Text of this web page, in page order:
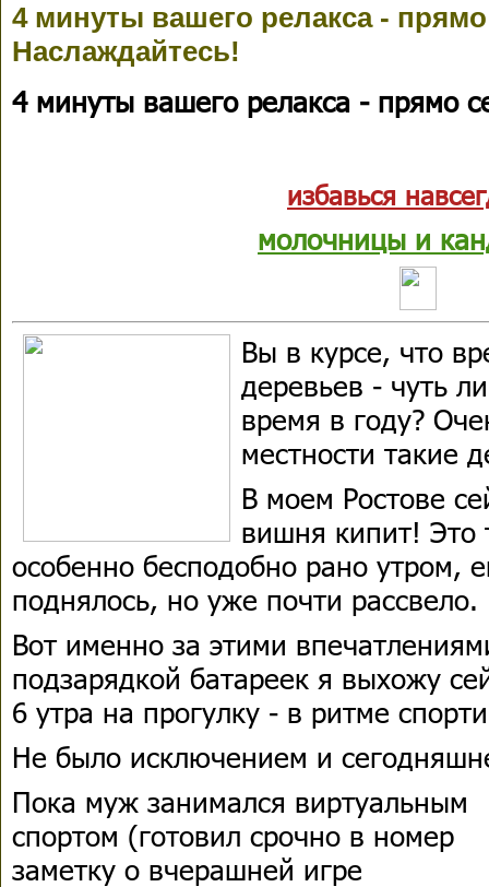
4 минуты вашего релакса - прямо
Наслаждайтесь!
4 минуты вашего релакса - прямо
избавься
молочницы и
Вы в курсе, что
деревьев - чуть
время в году?
местности такие
В моем Ростове
вишня кипит! Это
особенно бесподобно рано утром,
поднялось, но уже почти рассвело.
Вот именно за этими
подзарядкой батареек я выхожу
6 утра на прогулку - в ритме
Не было исключением и
Пока муж занимался виртуальным
спортом (готовил срочно в номер
заметку о вчерашней игре